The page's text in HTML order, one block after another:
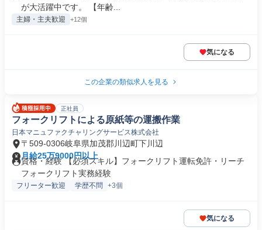
が大活躍中です。 【年齢...
主婦・主夫歓迎 +12個
気になる
この企業の類似求人を見る
正社員
フォークリフトによる原紙等の運搬作業
日本マニュファクチャリングサービス株式会社
〒509-0306岐阜県加茂郡川辺町下川辺
月給25万9000円以上
資格・経験 【必須スキル】フォークリフト運転免許・リーチ
フォークリフト実務経験
フリーター歓迎 学歴不問 +3個
気になる